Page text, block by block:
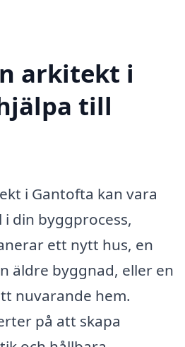
arkitekt i
till
i Gantofta kan vara
din byggprocess,
ett nytt hus, en
äldre byggnad, eller en
nuvarande hem.
på att skapa